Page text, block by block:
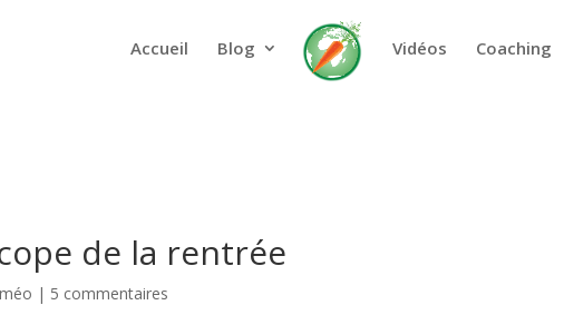
assumed 'REQUEST_URI' (this will throw an Error in a future version of PHP) in
Accueil Blog Vidéos Coaching
de la rentrée
| 5 commentaires